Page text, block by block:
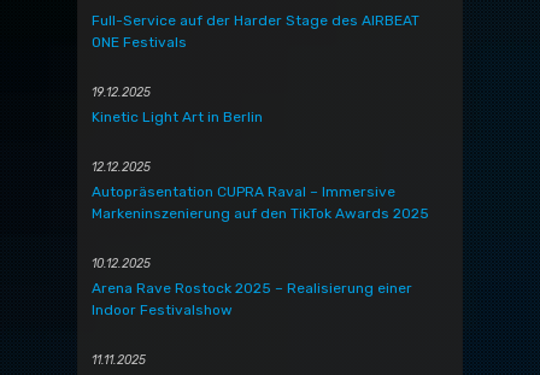
Full-Service auf der Harder Stage des AIRBEAT
ONE Festivals
19.12.2025
Kinetic Light Art in Berlin
12.12.2025
Autopräsentation CUPRA Raval – Immersive
Markeninszenierung auf den TikTok Awards 2025
10.12.2025
Arena Rave Rostock 2025 – Realisierung einer
Indoor Festivalshow
11.11.2025